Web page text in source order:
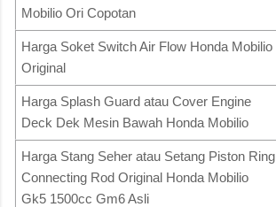
Mobilio Ori Copotan
Harga Soket Switch Air Flow Honda Mobilio
Original
Harga Splash Guard atau Cover Engine
Deck Dek Mesin Bawah Honda Mobilio
Harga Stang Seher atau Setang Piston Ring
Connecting Rod Original Honda Mobilio
Gk5 1500cc Gm6 Asli